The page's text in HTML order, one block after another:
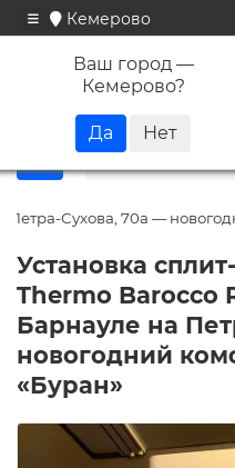
Кемерово
Ваш город —
Кемерово?
Сухова, 70а —
Установка
Thermo Barocco
Барнауле на
новогодний
«Буран»